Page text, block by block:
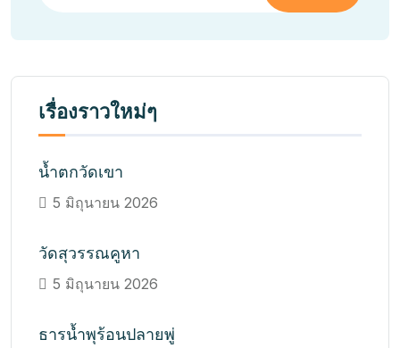
เรื่องราวใหม่ๆ
น้ำตกวัดเขา
5 มิถุนายน 2026
วัดสุวรรณคูหา
5 มิถุนายน 2026
ธารน้ำพุร้อนปลายพู่